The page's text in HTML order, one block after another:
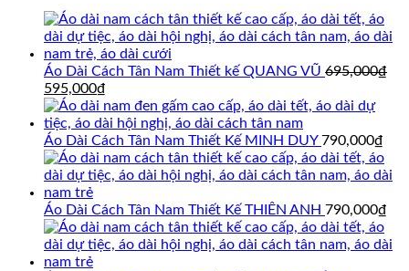
Áo Dài Cách Tân Nam Thiết kế QUANG VŨ 695,000₫
Giá
gốc
là:
695,000₫.
595,000₫
hiện
tại
là:
595,000₫.
Áo Dài Cách Tân Nam Thiết Kế MINH DUY 790,000₫
Áo Dài Cách Tân Nam Thiết Kế THIÊN ANH 790,000₫